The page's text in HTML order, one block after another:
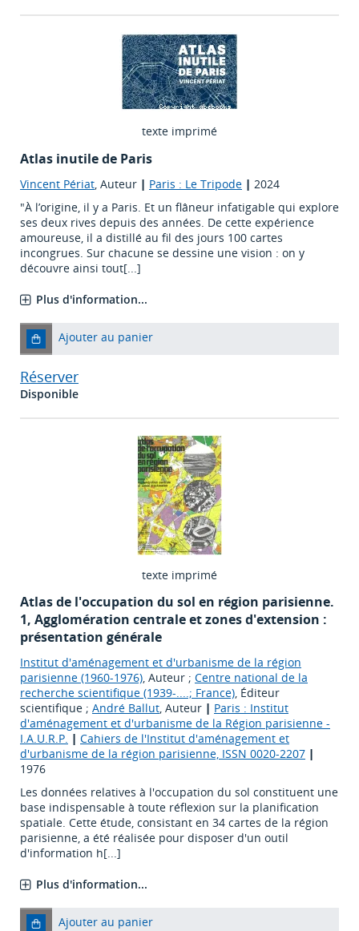
texte imprimé
Atlas inutile de Paris
Vincent Périat, Auteur | Paris : Le Tripode | 2024
"À l’origine, il y a Paris. Et un flâneur infatigable qui explore
ses deux rives depuis des années. De cette expérience
amoureuse, il a distillé au fil des jours 100 cartes
incongrues. Sur chacune se dessine une vision : on y
découvre ainsi tout[...]
Plus d'information...
Ajouter au panier
Réserver
Disponible
texte imprimé
Atlas de l'occupation du sol en région parisienne.
1, Agglomération centrale et zones d'extension :
présentation générale
Institut d'aménagement et d'urbanisme de la région
parisienne (1960-1976), Auteur ; Centre national de la
recherche scientifique (1939-....; France), Éditeur
scientifique ; André Ballut, Auteur | Paris : Institut
d'aménagement et d'urbanisme de la Région parisienne -
I.A.U.R.P. | Cahiers de l'Institut d'aménagement et
d'urbanisme de la région parisienne, ISSN 0020-2207 |
1976
Les données relatives à l'occupation du sol constituent une
base indispensable à toute réflexion sur la planification
spatiale. Cette étude, consistant en 34 cartes de la région
parisienne, a été réalisée pour disposer d'un outil
d'information h[...]
Plus d'information...
Ajouter au panier